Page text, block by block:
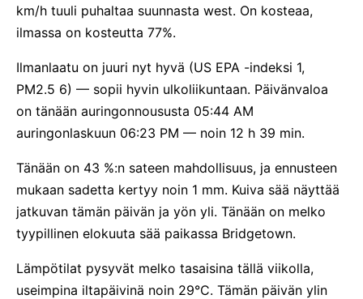
km/h tuuli puhaltaa suunnasta west. On kosteaa,
ilmassa on kosteutta 77%.
Ilmanlaatu on juuri nyt hyvä (US EPA -indeksi 1,
PM2.5 6) — sopii hyvin ulkoliikuntaan. Päivänvaloa
on tänään auringonnoususta 05:44 AM
auringonlaskuun 06:23 PM — noin 12 h 39 min.
Tänään on 43 %:n sateen mahdollisuus, ja ennusteen
mukaan sadetta kertyy noin 1 mm. Kuiva sää näyttää
jatkuvan tämän päivän ja yön yli. Tänään on melko
tyypillinen elokuuta sää paikassa Bridgetown.
Lämpötilat pysyvät melko tasaisina tällä viikolla,
useimpina iltapäivinä noin 29°C. Tämän päivän ylin